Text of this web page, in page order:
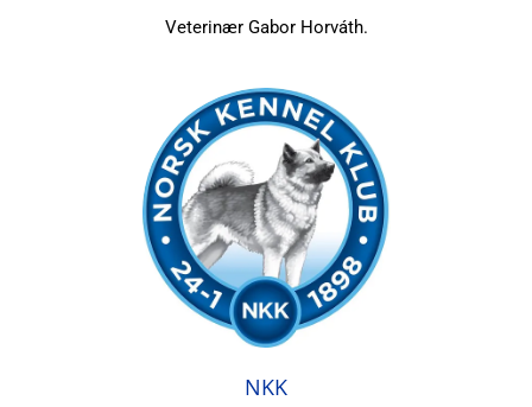
Veterinær Gabor Horváth.
NKK